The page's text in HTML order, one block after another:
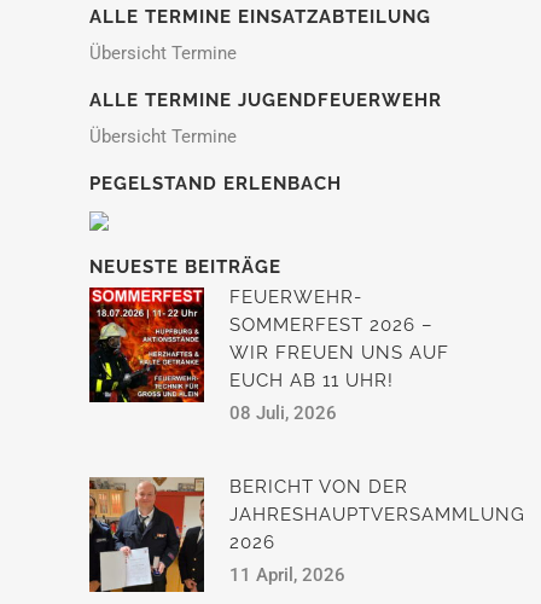
ALLE TERMINE EINSATZABTEILUNG
Übersicht Termine
ALLE TERMINE JUGENDFEUERWEHR
Übersicht Termine
PEGELSTAND ERLENBACH
NEUESTE BEITRÄGE
FEUERWEHR-
SOMMERFEST 2026 –
WIR FREUEN UNS AUF
EUCH AB 11 UHR!
08 Juli, 2026
BERICHT VON DER
JAHRESHAUPTVERSAMMLUNG
2026
11 April, 2026